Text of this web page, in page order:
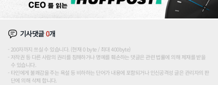
기사댓글0개
200자까지 쓰실 수 있습니다. (현재 0 byte / 최대 400byte)
저작권 등 다른 사람의 권리를 침해하거나 명예를 훼손하는 댓글은 관련 법률에 의해 제재를 받을
수 있습니다.
타인에게 불쾌감을 주는 욕설 등 비하하는 단어가 내용에 포함되거나 인신공격성 글은 관리자의 판
단에 의해 삭제 합니다.